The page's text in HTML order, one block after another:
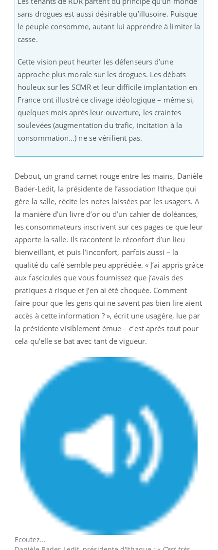
sans drogues est aussi désirable qu’illusoire. Puisque
le peuple consomme, autant lui apprendre à limiter la
casse.
Cette vision peut heurter les défenseurs d’une
approche plus morale sur les drogues. Les débats
houleux sur les SCMR et leur difficile implantation en
France ont illustré ce clivage idéologique – même si,
quelques mois après leur ouverture, les craintes
soulevées (augmentation du trafic, incitation à la
consommation…) ne se vérifient pas.
Debout, un grand carnet rouge entre les mains, Danièle
Bader-Ledit, la présidente de l’association Ithaque qui
gère la salle, récite les notes laissées par les usagers. A
la manière d’un livre d’or ou d’un cahier de doléances,
les consommateurs inscrivent sur ces pages ce que leur
apporte la salle. Ils racontent le réconfort d’un lieu
bienveillant, et puis l’inconfort, parfois aussi – la
qualité du café semble peu appréciée. « J’ai appris grâce
aux fascicules que vous fournissez que j’avais des
pratiques à risque et j’en ai été choquée. Comment
faire pour que les gens qui ne savent pas bien lire aient
accès à cette information ? », écrit une usagère, lue par
la présidente visiblement émue – c’est après tout pour
cela qu’elle se bat avec tant de vigueur.
Ecoutez...